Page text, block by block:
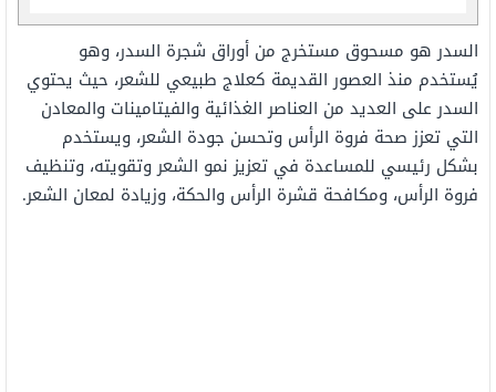
السدر هو مسحوق مستخرج من أوراق شجرة السدر، وهو
يُستخدم منذ العصور القديمة كعلاج طبيعي للشعر، حيث يحتوي
السدر على العديد من العناصر الغذائية والفيتامينات والمعادن
التي تعزز صحة فروة الرأس وتحسن جودة الشعر، ويستخدم
بشكل رئيسي للمساعدة في تعزيز نمو الشعر وتقويته، وتنظيف
فروة الرأس، ومكافحة قشرة الرأس والحكة، وزيادة لمعان الشعر.